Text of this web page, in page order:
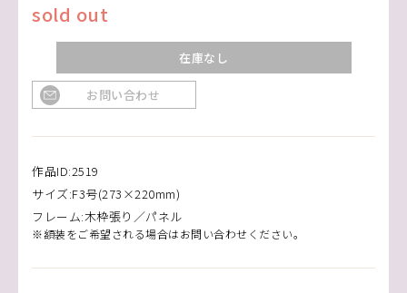
sold out
在庫なし
お問い合わせ
作品ID:2519
サイズ:F3号(273×220mm)
フレーム:木枠張り／パネル
※額装をご希望される場合はお問い合わせください。